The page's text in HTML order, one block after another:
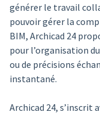
générer le travail
pouvoir gérer la
BIM, Archicad 24
pour l’organisation
ou de précisions
instantané.
Archicad 24, s’inscrit